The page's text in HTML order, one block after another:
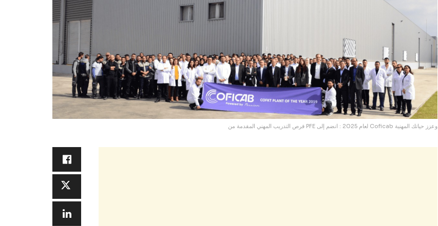
فرص التدريب المهني المقدمة من PFE لعام 2025 : انضم إلى Coficab وعزز حياتك المهنية